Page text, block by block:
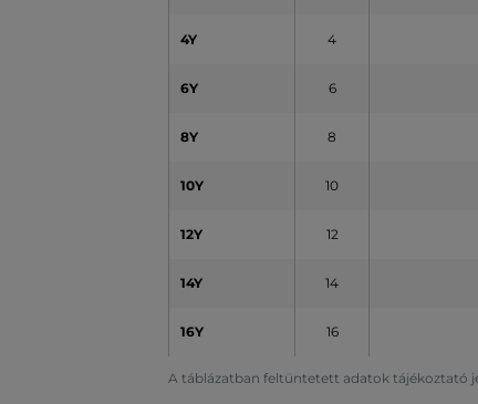
A táblázatban feltüntetett adatok tájékoztató
4Y 4
6Y 6
8Y 8
10Y 10
12Y 12
14Y 14
16Y 16